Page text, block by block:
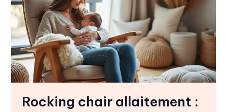
Rocking chair allaitement :
:
un
allié
pour
apaiser
bébé
et
maman